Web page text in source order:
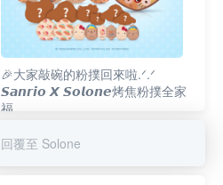
🎉大家敲碗的粉撲回來啦.ᐟ‪‪.ᐟ
𝙎𝙖𝙣𝙧𝙞𝙤 𝙓 𝙎𝙤𝙡𝙤𝙣𝙚烤焦粉撲全家
福
回覆至 Solone